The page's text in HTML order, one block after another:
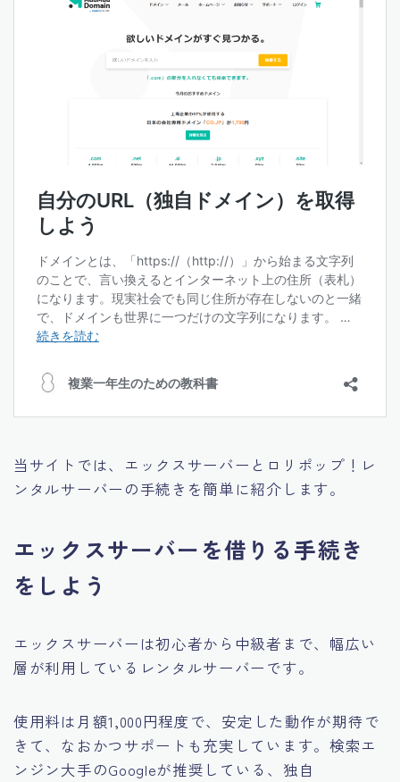
当サイトでは、エックスサーバーとロリポップ！レ
ンタルサーバーの手続きを簡単に紹介します。
エックスサーバーを借りる手続き
をしよう
エックスサーバーは初心者から中級者まで、幅広い
層が利用しているレンタルサーバーです。
使用料は月額1,000円程度で、安定した動作が期待で
きて、なおかつサポートも充実しています。検索エ
ンジン大手のGoogleが推奨している、独自